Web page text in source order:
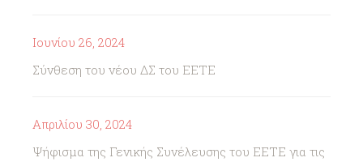
Ιουνίου 26, 2024
Σύνθεση του νέου ΔΣ του ΕΕΤΕ
Απριλίου 30, 2024
Ψήφισμα της Γενικής Συνέλευσης του ΕΕΤΕ για τις